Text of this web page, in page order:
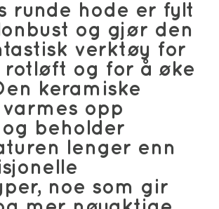
runde hode er fylt
og gjør den
verktøy for
rotløft og for å øke
keramiske
opp
beholder
lenger enn
noe som gir